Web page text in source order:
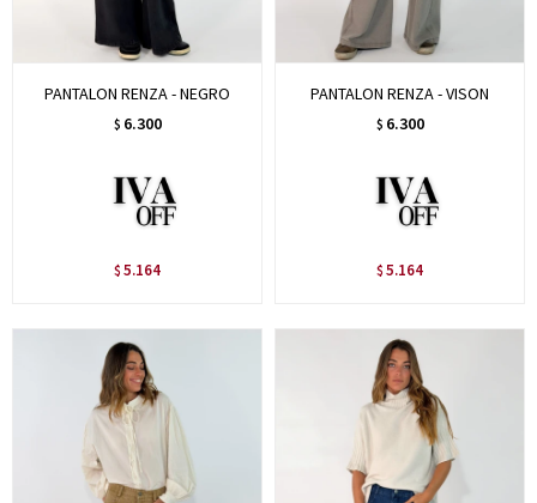
PANTALON RENZA - NEGRO
$ 6.300
$ 5.164
PANTALON RENZA - VISON
$ 6.300
$ 5.164